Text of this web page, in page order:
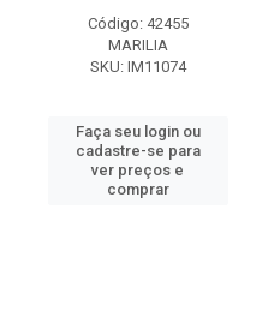
Código: 42455
MARILIA
SKU: IM11074
Faça seu login ou
cadastre-se para
ver preços e
comprar